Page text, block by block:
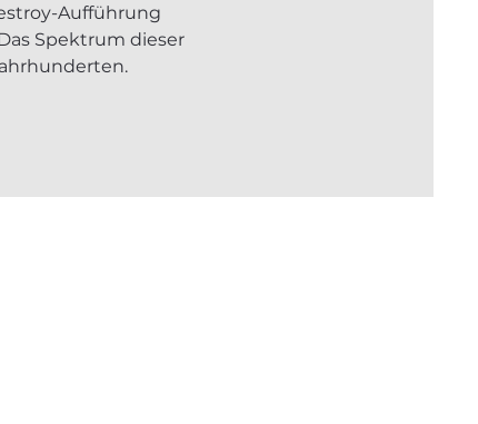
Aufführung
Spektrum dieser